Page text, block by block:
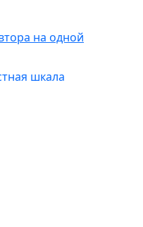
на одной
шкала